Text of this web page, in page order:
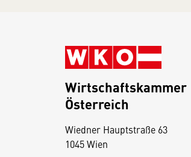
Wirtschaftskammer
Österreich
Wiedner Hauptstraße 63
1045 Wien